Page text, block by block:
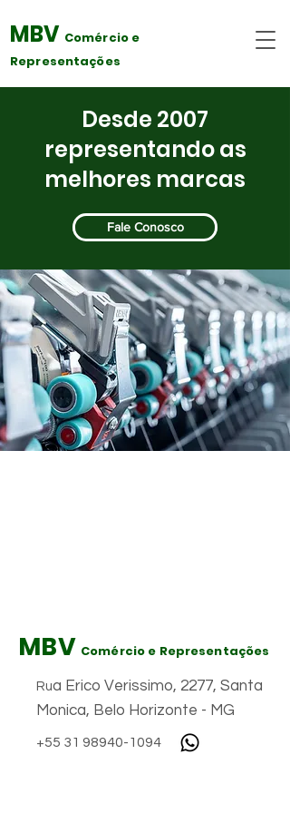
MBV Comércio e
Representações
Desde 2007
representando as
melhores marcas
Fale Conosco
MBV Comércio e Representações
Rua Erico Verissimo, 2277, Santa
Monica, Belo Horizonte - MG
+55 31 98940-1094